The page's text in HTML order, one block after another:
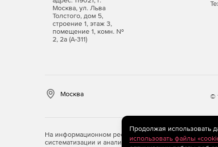
Москва, ул. Льва
Толстого, дом 5,
строение 1, этаж 3,
помещение 1, комн. №
2, 2а (А-311)
Москва ©
На информационном ресурсе store.softline.ru
систематизации и анализа сведений, относящихся
Продолжая использовать
использовать файлы